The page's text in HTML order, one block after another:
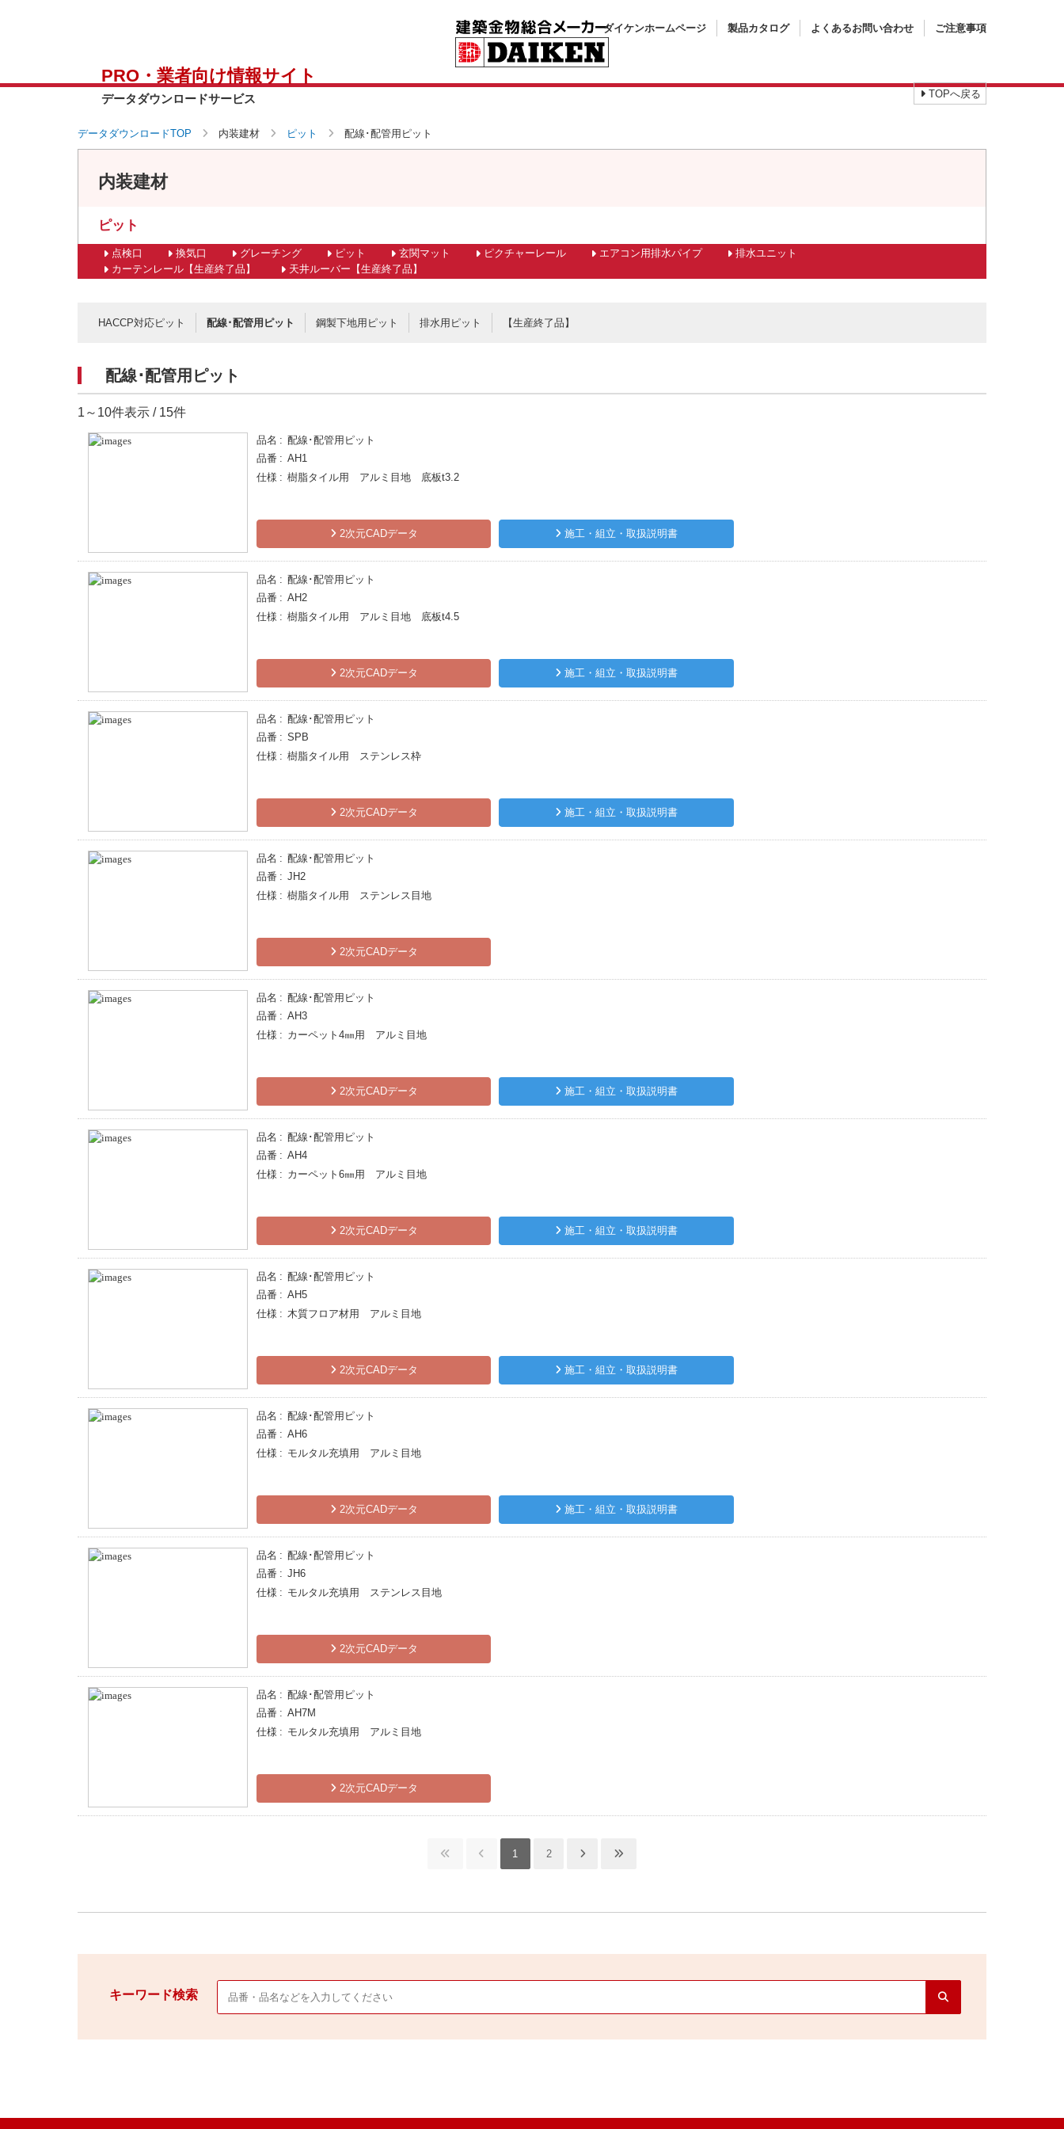
PRO・業者向け情報サイト
データダウンロードサービス
ダイケンホームページ 製品カタログ よくあるお問い合わせ ご注意事項
TOPへ戻る
データダウンロードTOP 内装建材 ピット 配線･配管用ピット
内装建材
ピット
点検口 換気口 グレーチング ピット 玄関マット ピクチャーレール エアコン用排水パイプ
排水ユニット
カーテンレール【生産終了品】
天井ルーバー【生産終了品】
HACCP対応ピット 配線･配管用ピット 鋼製下地用ピット 排水用ピット 【生産終了品】
配線･配管用ピット
1～10件表示 / 15件
品名
配線･配管用ピット
品番
AH1
仕様
樹脂タイル用 アルミ目地 底板t3.2
2次元CADデータ 施工・組立・取扱説明書
品名
配線･配管用ピット
品番
AH2
仕様
樹脂タイル用 アルミ目地 底板t4.5
2次元CADデータ 施工・組立・取扱説明書
品名
配線･配管用ピット
品番
SPB
仕様
樹脂タイル用 ステンレス枠
2次元CADデータ 施工・組立・取扱説明書
品名
配線･配管用ピット
品番
JH2
仕様
樹脂タイル用 ステンレス目地
2次元CADデータ
品名
配線･配管用ピット
品番
AH3
仕様
カーペット4㎜用 アルミ目地
2次元CADデータ 施工・組立・取扱説明書
品名
配線･配管用ピット
品番
AH4
仕様
カーペット6㎜用 アルミ目地
2次元CADデータ 施工・組立・取扱説明書
品名
配線･配管用ピット
品番
AH5
仕様
木質フロア材用 アルミ目地
2次元CADデータ 施工・組立・取扱説明書
品名
配線･配管用ピット
品番
AH6
仕様
モルタル充填用 アルミ目地
2次元CADデータ 施工・組立・取扱説明書
品名
配線･配管用ピット
品番
JH6
仕様
モルタル充填用 ステンレス目地
2次元CADデータ
品名
配線･配管用ピット
品番
AH7M
仕様
モルタル充填用 アルミ目地
2次元CADデータ
1 2
キーワード検索